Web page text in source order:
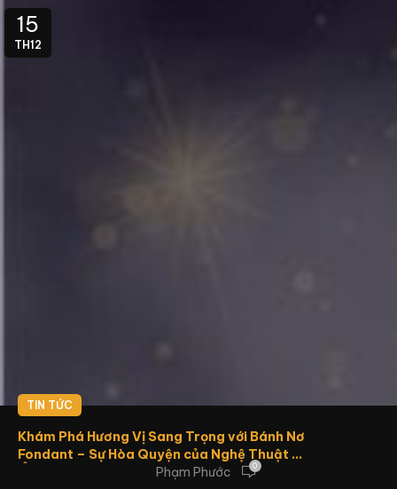
15
TH12
TIN TỨC
Khám Phá Hương Vị Sang Trọng với Bánh Nơ
Fondant – Sự Hòa Quyện của Nghệ Thuật và
Phạm Phước 0